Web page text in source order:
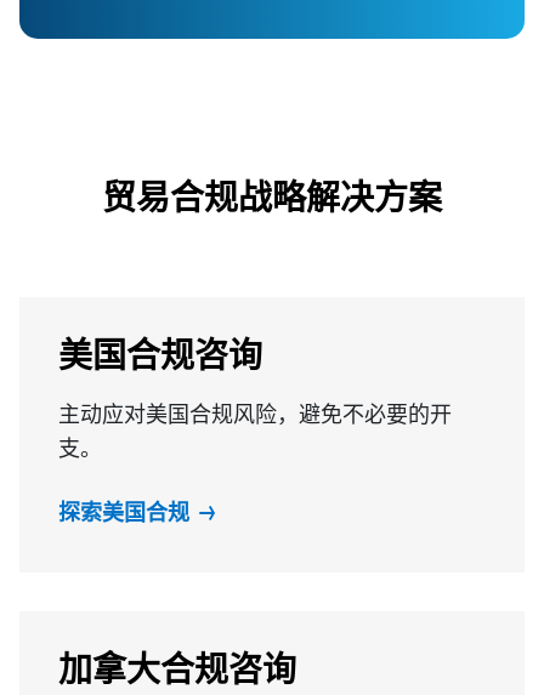
贸易合规战略解决方案
美国合规咨询
主动应对美国合规风险，避免不必要的开
支。
探索美国合规
加拿大合规咨询